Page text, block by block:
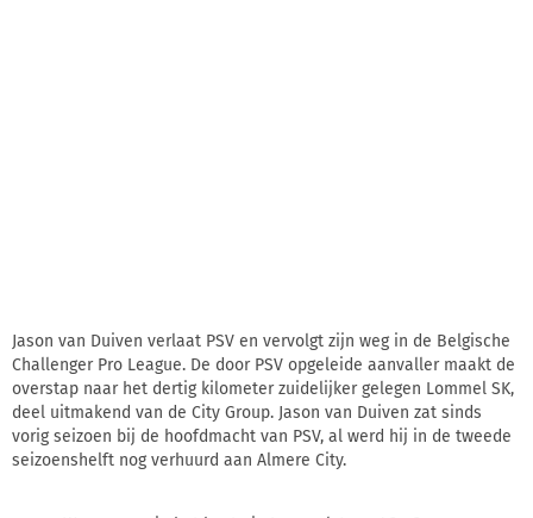
Jason van Duiven verlaat PSV en vervolgt zijn weg in de Belgische
Challenger Pro League. De door PSV opgeleide aanvaller maakt de
overstap naar het dertig kilometer zuidelijker gelegen Lommel SK,
deel uitmakend van de City Group. Jason van Duiven zat sinds
vorig seizoen bij de hoofdmacht van PSV, al werd hij in de tweede
seizoenshelft nog verhuurd aan Almere City.